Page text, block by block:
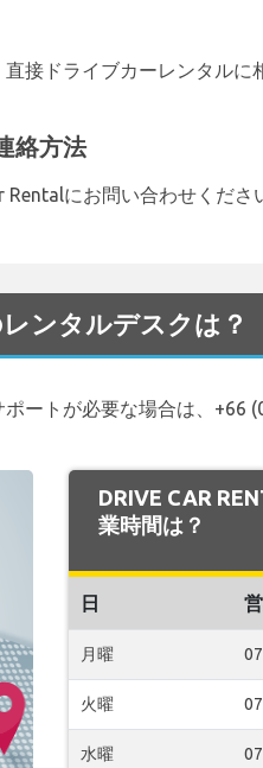
接ドライブカーレンタル
絡方法
にお問い合わせくださ
ンタルデスクは？
ートが必要な場合は、+66
DRIVE CAR
業時間は？
日
月曜
火曜
水曜